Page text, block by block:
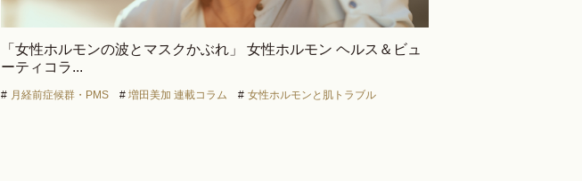
「女性ホルモンの波とマスクかぶれ」 女性ホルモン ヘルス＆ビュ
ーティコラ...
# 月経前症候群・PMS # 増田美加 連載コラム # 女性ホルモンと肌トラブル